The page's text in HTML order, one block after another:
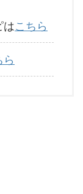
はこちら
ら